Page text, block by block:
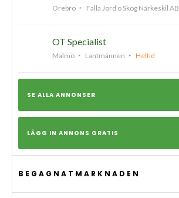
Örebro Falla Jord o Skog Närkeskil AB
OT Specialist
Malmö Lantmännen Heltid
SE ALLA ANNONSER
LÄGG IN ANNONS GRATIS
BEGAGNATMARKNADEN